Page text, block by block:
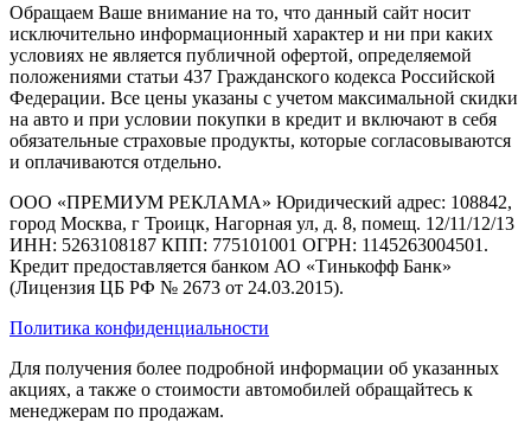
Обращаем Ваше внимание на то, что данный сайт носит
исключительно информационный характер и ни при каких
условиях не является публичной офертой, определяемой
положениями статьи 437 Гражданского кодекса Российской
Федерации. Все цены указаны с учетом максимальной скидки
на авто и при условии покупки в кредит и включают в себя
обязательные страховые продукты, которые согласовываются
и оплачиваются отдельно.
ООО «ПРЕМИУМ РЕКЛАМА» Юридический адрес: 108842,
город Москва, г Троицк, Нагорная ул, д. 8, помещ. 12/11/12/13
ИНН: 5263108187 КПП: 775101001 ОГРН: 1145263004501.
Кредит предоставляется банком АО «Тинькофф Банк»
(Лицензия ЦБ РФ № 2673 от 24.03.2015).
Политика конфиденциальности
Для получения более подробной информации об указанных
акциях, а также о стоимости автомобилей обращайтесь к
менеджерам по продажам.